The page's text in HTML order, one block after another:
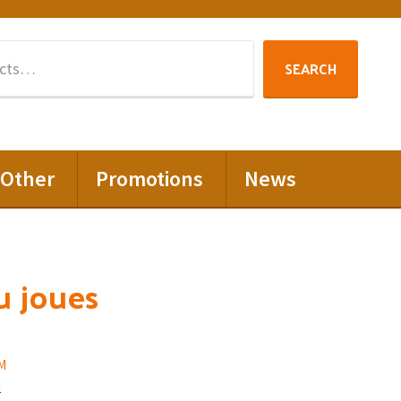
SEARCH
Other Promotions News
joues